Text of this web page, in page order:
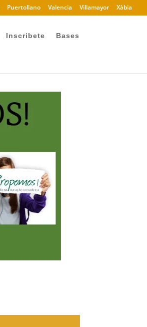
Puertollano Valencia Villamayor Xàbia
Inscribete Bases